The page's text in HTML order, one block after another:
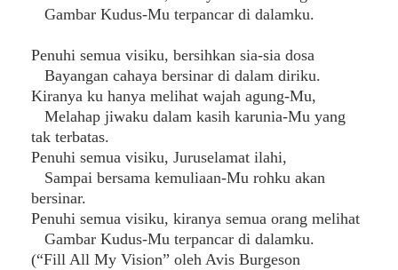
Gambar Kudus-Mu terpancar di dalamku.
Penuhi semua visiku, bersihkan sia-sia dosa
Bayangan cahaya bersinar di dalam diriku.
Kiranya ku hanya melihat wajah agung-Mu,
Melahap jiwaku dalam kasih karunia-Mu yang
tak terbatas.
Penuhi semua visiku, Juruselamat ilahi,
Sampai bersama kemuliaan-Mu rohku akan
bersinar.
Penuhi semua visiku, kiranya semua orang melihat
Gambar Kudus-Mu terpancar di dalamku.
(“Fill All My Vision” oleh Avis Burgeson